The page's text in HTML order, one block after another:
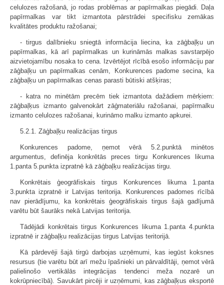
celulozes ražošanā, jo rodas problēmas ar papīrmalkas piegādi. Daļa
papīrmalkas var tikt izmantota pārstrādei specifisku zemākas
kvalitātes produktu ražošanai;
- tirgus dalībnieku sniegtā informācija liecina, ka zāģbaļķu un
papīrmalkas, kā arī papīrmalkas un kurināmās malkas savstarpējo
aizvietojamību nosaka to cena. Izvērtējot rīcībā esošo informāciju par
zāģbaļķu un papīrmalkas cenām, Konkurences padome secina, ka
zāģbaļķu un papīrmalkas cenas parasti būtiski atšķiras;
- katra no minētām precēm tiek izmantota dažādiem mērķiem:
zāģbaļķus izmanto galvenokārt zāģmateriālu ražošanai, papīrmalku
izmanto celulozes ražošanai, kurināmo malku izmanto apkurei.
5.2.1. Zāģbaļķu realizācijas tirgus
Konkurences padome, ņemot vērā 5.2.punktā minētos
argumentus, definēja konkrētās preces tirgu Konkurences likuma
1.panta 5.punkta izpratnē kā zāģbaļķu realizācijas tirgu.
Konkrētais ģeogrāfiskais tirgus Konkurences likuma 1.panta
3.punkta izpratnē ir Latvijas teritorija. Konkurences padomes rīcībā
nav pierādījumu, ka konkrētais ģeogrāfiskais tirgus šajā gadījumā
varētu būt šaurāks nekā Latvijas teritorija.
Tādējādi konkrētais tirgus Konkurences likuma 1.panta 4.punkta
izpratnē ir zāģbaļķu realizācijas tirgus Latvijas teritorijā.
Kā pārdevēji šajā tirgū darbojas uzņēmumi, kas iegūst koksnes
resursus (tie varētu būt arī mežu īpašnieki un pārvaldītāji, ņemot vērā
palielinošo vertikālās integrācijas tendenci meža nozarē un
kokrūpniecībā). Savukārt pircēji ir uzņēmumi, kas zāģbaļķus eksportē